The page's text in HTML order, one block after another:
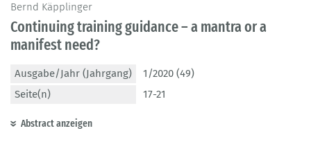
Bernd Käpplinger
Continuing training guidance – a mantra or a
manifest need?
Ausgabe/Jahr (Jahrgang)
1/2020 (49)
Seite(n)
17-21
Abstract anzeigen